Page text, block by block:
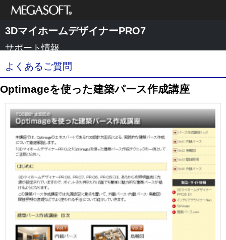
メガソフト株式
会社
3DマイホームデザイナーPRO7
サポート情報
よくあるご質問
Optimageを使った建築パース作成講座